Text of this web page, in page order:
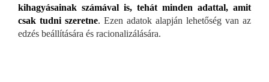
kihagyásainak számával is, tehát minden adattal, amit
csak tudni szeretne. Ezen adatok alapján lehetőség van az
edzés beállítására és racionalizálására.